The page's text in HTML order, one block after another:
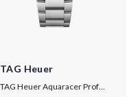
TAG Heuer
TAG Heuer Aquaracer Professional 300 Date